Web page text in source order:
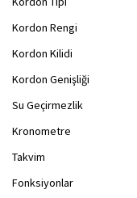
Kordon Rengi
Kordon Kilidi
Kordon Genişliği
Su Geçirmezlik
Kronometre
Takvim
Fonksiyonlar